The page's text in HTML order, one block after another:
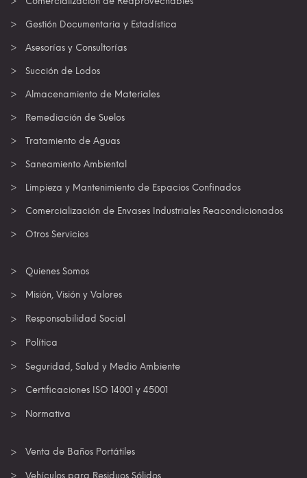
Gestión Documentaria y Estadística
Asesorías y Consultorías
Succión de Lodos
Almacenamiento de Materiales
Remediación de Suelos
Tratamiento de Aguas
Saneamiento Ambiental
Limpieza y Mantenimiento de Espacios Confinados
Comercialización de Envases Industriales Reacondicionados
Otros Servicios
Quienes Somos
Misión, Visión y Valores
Responsabilidad Social
Política
Seguridad, Salud y Medio Ambiente
Certificaciones ISO 14001 y 45001
Normativa
Venta de Baños Portátiles
Vehículos para Residuos Sólidos